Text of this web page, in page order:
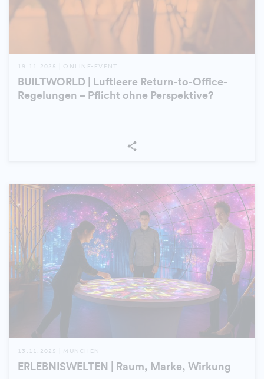
19.11.2025 | ONLINE-EVENT
BUILTWORLD | Luftleere Return-to-Office-
Regelungen – Pflicht ohne Perspektive?
13.11.2025 | MÜNCHEN
ERLEBNISWELTEN | Raum, Marke, Wirkung